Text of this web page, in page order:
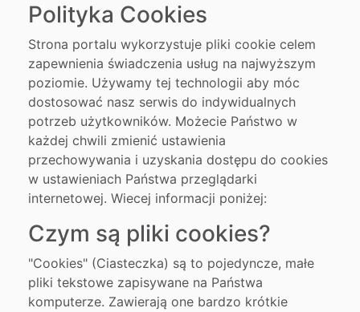
Polityka Cookies
Strona portalu wykorzystuje pliki cookie celem
zapewnienia świadczenia usług na najwyższym
poziomie. Używamy tej technologii aby móc
dostosować nasz serwis do indywidualnych
potrzeb użytkowników. Możecie Państwo w
każdej chwili zmienić ustawienia
przechowywania i uzyskania dostępu do cookies
w ustawieniach Państwa przeglądarki
internetowej. Wiecej informacji poniżej:
Czym są pliki cookies?
"Cookies" (Ciasteczka) są to pojedyncze, małe
pliki tekstowe zapisywane na Państwa
komputerze. Zawierają one bardzo krótkie